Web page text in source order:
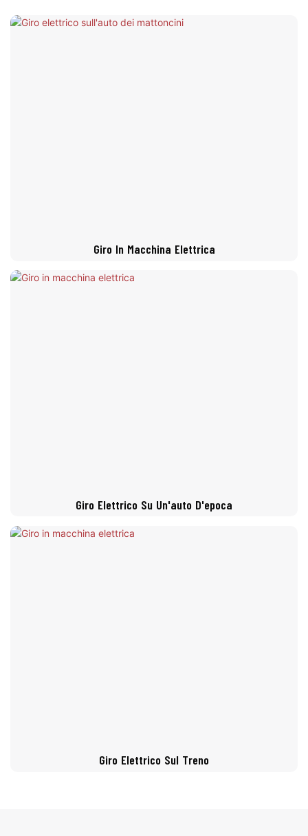
Giro In Macchina Elettrica
Giro Elettrico Su Un'auto D'epoca
Giro Elettrico Sul Treno